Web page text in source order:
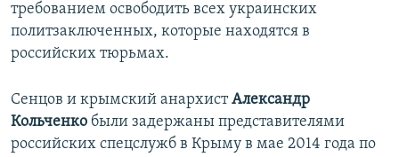
требованием освободить всех украинских
политзаключенных, которые находятся в
российских тюрьмах.
Сенцов и крымский анархистАлександр
Кольченко были задержаны представителями
российских спецслужб в Крыму в мае 2014 года по